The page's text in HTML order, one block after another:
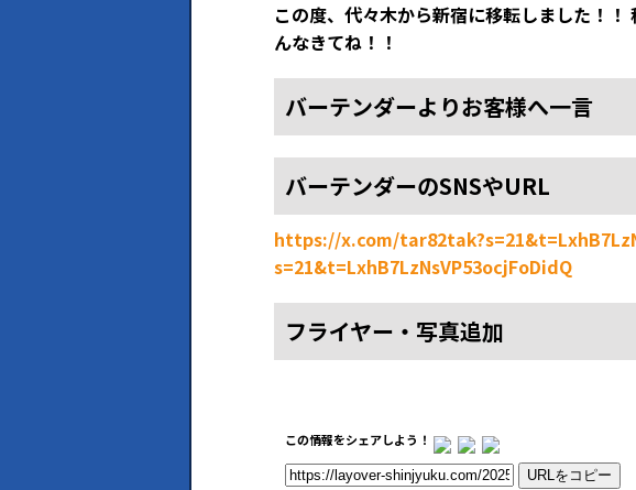
この度、代々木から新宿に移転しました！
んなきてね！！
バーテンダーよりお客様へ一言
バーテンダーのSNSやURL
https://x.com/
s=21&t=LxhB7LzNsVP53ocjFoDidQ
フライヤー・写真追加
この情報をシェアしよう！
URLをコピー